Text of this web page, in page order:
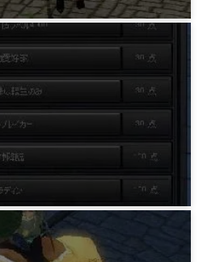
エルフソロ
ビノギ戦闘系